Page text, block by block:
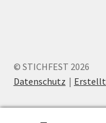
© STICHFEST 2026
Datenschutz